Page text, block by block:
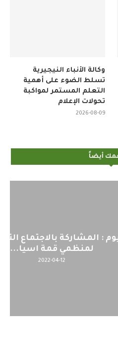
وكالة الأنباء النيجيرية
تسلط الضوء على أهمية
التعلم المستمر لمواكبة
تحولات الإعلام
2026-08-09
أيضاً
بالاجتماع التحضيري
قمة اسيا...